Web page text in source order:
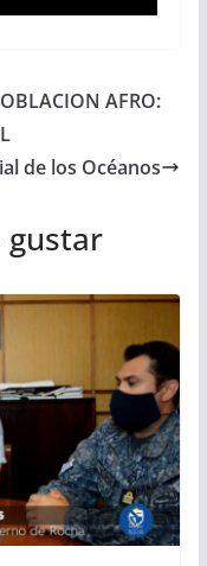
AFRO:
de los Océanos
gustar